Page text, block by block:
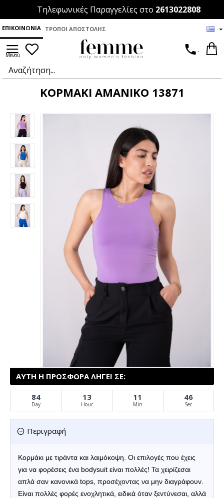
Τηλεφωνικές Παραγγελίες στο 2613022808
ΕΠΙΚΟΙΝΩΝΊΑ ΤΡΌΠΟΙ ΑΠΟΣΤΟΛΉΣ
.
ΚΟΡΜΑΚΙ ΑΜΑΝΙΚΟ 13871
Περιγραφή
Κορμάκι με τιράντα και λαιμόκοψη. Οι επιλογές που έχεις
για να φορέσεις ένα bodysuit είναι πολλές! Τα χειρίζεσαι
απλά σαν κανονικά tops, προσέχοντας να μην διαγράφουν.
Είναι πολλές φορές ενοχλητικά, ειδικά όταν ξεντύνεσαι, αλλά
ΑΥΤΉ Η ΠΡΟΣΦΟΡΆ ΛΉΓΕΙ ΣΕ:
84
Day
13
Hour
11
Min
45
Sec